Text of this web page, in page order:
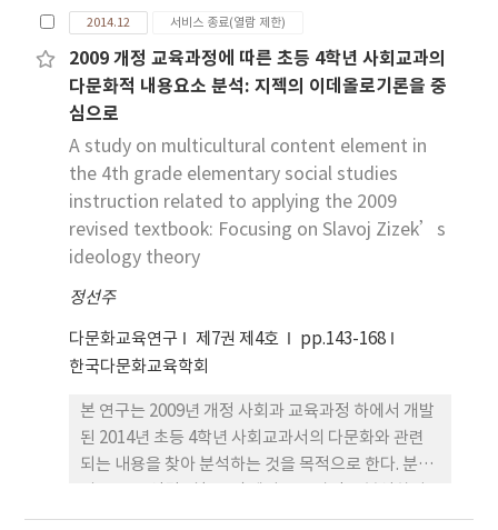
이 영향력 있는 변인으로 나타났다. 이는 다문화가정
아동의 부-모 간 개방형 의사사통 수준이 높을수록,
따돌림 경험이 낮을수록 아동의 갈등이 낮으며 동시
에 갈등인식이 낮아지고 또래관계도 원만할 수 있음
을 유추할 수 있다. 이러한 연구결과는 급격한 인구감
소와 이농현상이 심각한 농촌지역에 차세대 인적자원
인 다문화가정 자녀 육성지원에 대한 방향성 제공에
시사점을 제공한다.
국가 154,169명의 학생이 분석에 포함되었다. 각 국
가 내 위계선형모형과 국가 간 회귀모형을 결합한 본
연구의 분석에 따르면, 다문화사회 친화적 교육과정
정책의 제도화 수준이 높은 국가일수록, 민족·언어
적 소수자 학생의 학업흥미 및 성취도가 유의미하게
높은 경향성을 나타냈다. 이러한 결과는 전 세계적인
교육개혁의 흐름에서 그 중요성이 대두되고 있는 다
문화사회 친화적 교육과정이 실제로 민족·언어적
소수자 학생의 학교생활에 일정부분 유의미한 긍정적
영향을 미칠 수 있음을 시사한다.
2014.12 서비스 종료(열람 제한)
2009 개정 교육과정에 따른 초등 4학년 사회교과의
다문화적 내용요소 분석: 지젝의 이데올로기론을 중
심으로
A study on multicultural content element in
the 4th grade elementary social studies
instruction related to applying the 2009
revised textbook: Focusing on Slavoj Zizek’s
ideology theory
정선주
다문화교육연구 제7권 제4호
pp.143-168
한국다문화교육학회
본 연구는 2009년 개정 사회과 교육과정 하에서 개발
된 2014년 초등 4학년 사회교과서의 다문화와 관련
되는 내용을 찾아 분석하는 것을 목적으로 한다. 분석
위한 틀을 사용하였다. 선행연구인 조영달 외(2009)